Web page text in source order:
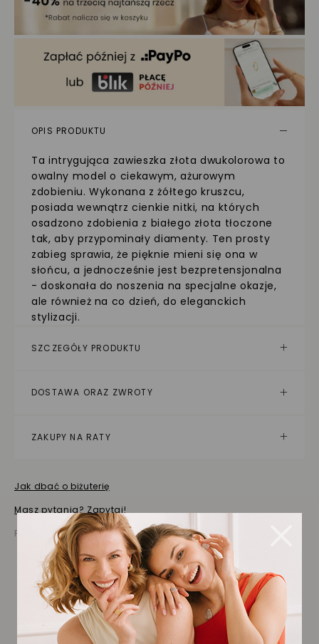
OPIS PRODUKTU
Ta intrygująca zawieszka złota dwukolorowa to
owalny model o ciekawym, ażurowym
zdobieniu. Wykonana z żółtego kruszcu,
posiada wewnątrz cienkie nitki, na których
osadzono zdobienia z białego złota tłoczone
tak, aby przypominały diamenty. Ten prosty
zabieg sprawia, że pięknie mieni się ona w
słońcu, a jednocześnie jest bezpretensjonalna
- doskonała do noszenia na specjalne okazje,
ale również na co dzień, do eleganckich
stylizacji.
SZCZEGÓŁY PRODUKTU
DOSTAWA ORAZ ZWROTY
ZAKUPY NA RATY
Jak dbać o biżuterię
Masz pytania? Zapytaj!
Prezentowana cena jest ceną brutto